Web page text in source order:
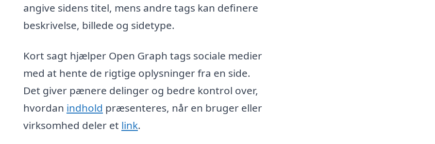
angive sidens titel, mens andre tags kan definere
beskrivelse, billede og sidetype.
Kort sagt hjælper Open Graph tags sociale medier
med at hente de rigtige oplysninger fra en side.
Det giver pænere delinger og bedre kontrol over,
hvordan indhold præsenteres, når en bruger eller
virksomhed deler et link.